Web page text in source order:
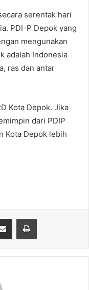
serentak hari
PDI-P Depok yang
mengunakan
adalah Indonesia
ras dan antar
Kota Depok. Jika
dari PDIP
Kota Depok lebih